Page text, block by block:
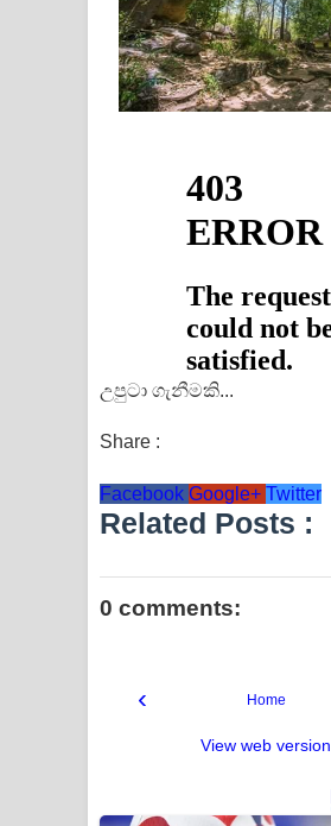
උපුටා ගැනීමකි...
Share :
Facebook Google+ Twitter
Related Posts :
0 comments:
‹ Home
View web version